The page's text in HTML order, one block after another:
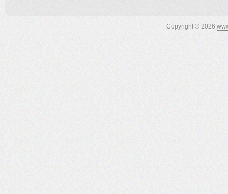
Copyright © 2026